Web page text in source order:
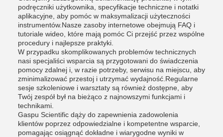
podręczniki użytkownika, specyfikacje techniczne i notatki
aplikacyjne, aby pomóc w maksymalizacji użyteczności
instrumentów.Nasze zasoby internetowe obejmują FAQ i
tutoriale wideo, które mają pomóc Ci przejść przez wspólne
procedury i najlepsze praktyki.
W przypadku skomplikowanych problemów technicznych
nasi specjaliści wsparcia są przygotowani do świadczenia
pomocy zdalnej i, w razie potrzeby, serwisu na miejscu, aby
zminimalizować przestoj i utrzymać wydajność.Regularne
sesje szkoleniowe i warsztaty są również dostępne, aby
Twój zespół był na bieżąco z najnowszymi funkcjami i
technikami.
Gaspu Scientific dąży do zapewnienia zadowolenia
klientów poprzez odpowiedzialne i kompetentne wsparcie,
pomagając osiągnąć dokładne i wiarygodne wyniki w